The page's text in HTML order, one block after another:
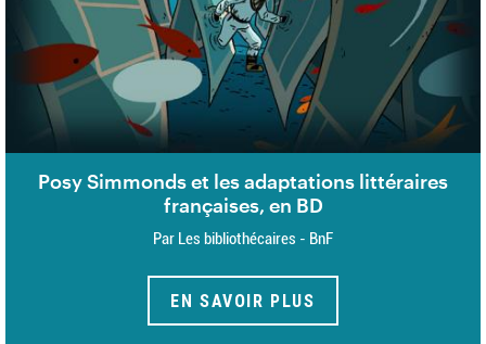
Posy Simmonds et les adaptations littéraires
françaises, en BD
Par Les bibliothécaires - BnF
EN SAVOIR PLUS